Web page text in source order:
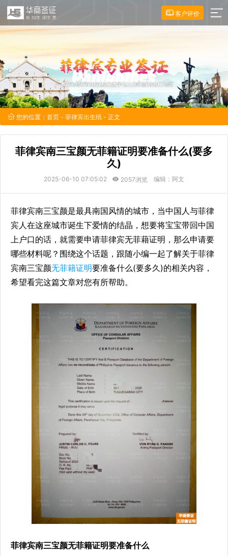
客户评价
您的位置： 首页 - 菲律宾出生纸 - 正文
菲律宾南三宝颜无菲籍证明要准备什么(要多
久)
2025-06-10 07:05:02 2057浏览 编辑：阿文
菲律宾南三宝颜是最具南国风情的城市，当中国人与菲律
宾人在这座城市诞生下爱情的结晶，想要将宝宝带回中国
上户口的话，就需要申请菲律宾无菲藉证明，那么申请要
哪些材料呢？围绕这个话题，跟随小编一起了解关于菲律
宾南三宝颜无菲籍证明要准备什么(要多久)的相关内容，
希望看完这篇文章对您有所帮助。
菲律宾南三宝颜无菲籍证明要准备什么